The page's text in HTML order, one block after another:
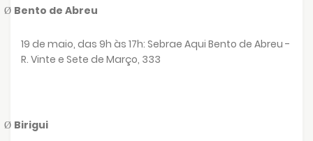
Ø Bento de Abreu
19 de maio, das 9h às 17h: Sebrae Aqui Bento de Abreu -
R. Vinte e Sete de Março, 333
Ø Birigui